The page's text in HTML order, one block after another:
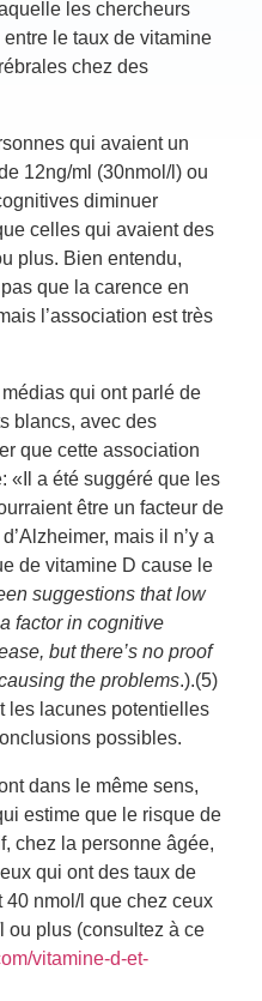
les chercheurs
le taux de vitamine
chez des
qui avaient un
12ng/ml (30nmol/l) ou
diminuer
celles qui avaient des
plus. Bien entendu,
que la carence en
l’association est très
qui ont parlé de
blancs, avec des
que cette association
«Il a été suggéré que les
être un facteur de
mais il n’y a
de vitamine D cause le
suggestions that low
factor in cognitive
but there’s no proof
the problems.).(5)
les lacunes potentielles
possibles.
dans le même sens,
estime que le risque de
chez la personne âgée,
qui ont des taux de
nmol/l que chez ceux
ou plus (consultez à ce
vitamine-d-et-